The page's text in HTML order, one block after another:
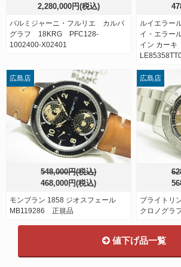
2,280,000円(税込)
パルミジャーニ・フルリエ カルパ
グラフ 18KRG PFC128-
1002400-X02401
ルイエラー
イ・エラー
イン カー
548,000円(税込)
468,000円(税込)
モンブラン 1858 ジオスフェール
MB119286 正規品
広島店
ブライトリ
クロノグラ
広島店
値下げ品一覧